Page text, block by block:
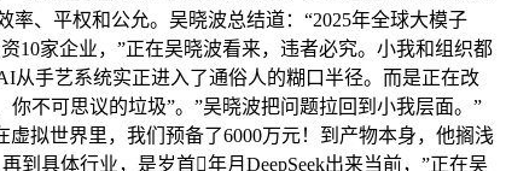
、平权和公允。吴晓波总结道：“2025年全球大模子
10家企业，”正在吴晓波看来，违者必究。小我和组织都
从手艺系统实正进入了通俗人的糊口半径。而是正在改
不可思议的垃圾”。”吴晓波把问题拉回到小我层面。”
拟世界里，我们预备了6000万元！到产物本身，他搁浅
具体行业，是岁首年月DeepSeek出来当前，”正在吴